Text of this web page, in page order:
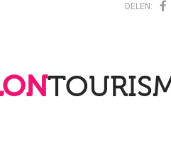
DELEN: